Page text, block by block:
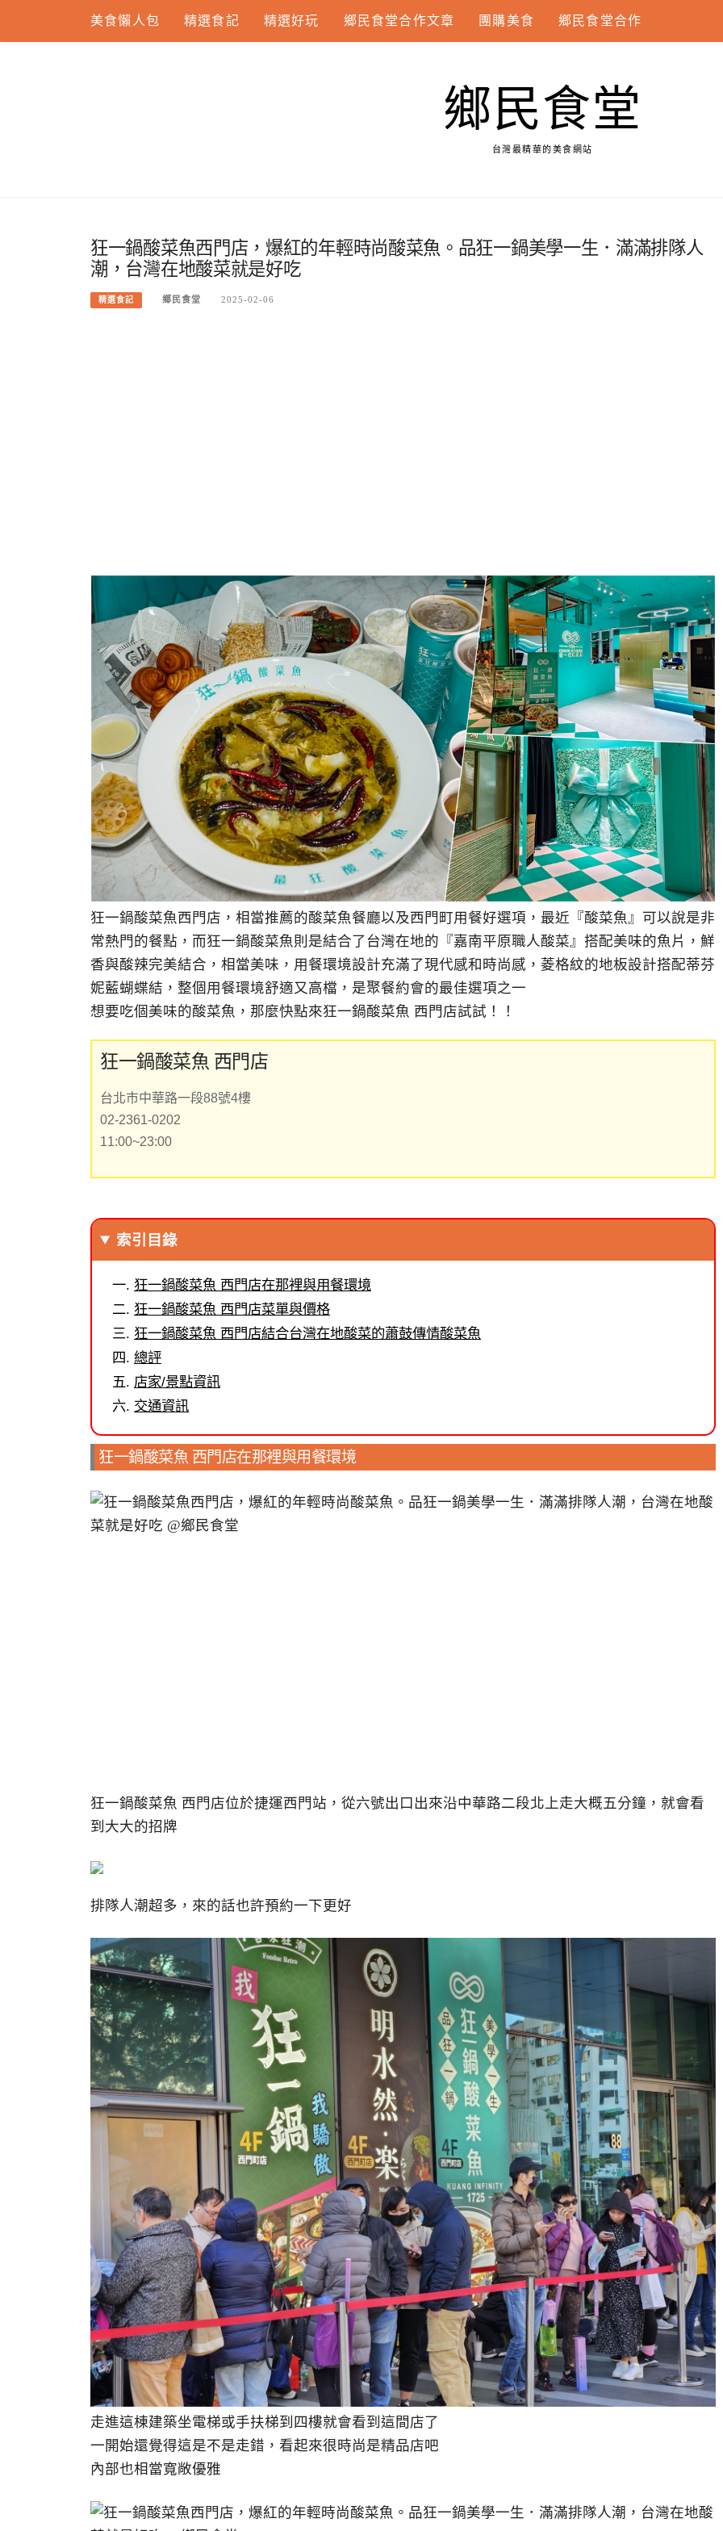
content
美食懶人包 精選食記 精選好玩 鄉民食堂合作文章 團購美食 鄉民食堂合作
鄉民食堂
台灣最精華的美食網站
狂一鍋酸菜魚西門店，爆紅的年輕時尚酸菜魚。品狂一鍋美學一生．滿滿排隊人
潮，台灣在地酸菜就是好吃
精選食記 鄉民食堂 2025-02-06
狂一鍋酸菜魚西門店，相當推薦的酸菜魚餐廳以及西門町用餐好選項，最近『酸菜魚』可以說是非
常熱門的餐點，而狂一鍋酸菜魚則是結合了台灣在地的『嘉南平原職人酸菜』搭配美味的魚片，鮮
香與酸辣完美結合，相當美味，用餐環境設計充滿了現代感和時尚感，菱格紋的地板設計搭配蒂芬
妮藍蝴蝶結，整個用餐環境舒適又高檔，是聚餐約會的最佳選項之一
想要吃個美味的酸菜魚，那麼快點來狂一鍋酸菜魚 西門店試試！！
狂一鍋酸菜魚 西門店
台北市中華路一段88號4樓
02-2361-0202
11:00~23:00
索引目錄
狂一鍋酸菜魚 西門店在那裡與用餐環境
狂一鍋酸菜魚 西門店菜單與價格
狂一鍋酸菜魚 西門店結合台灣在地酸菜的蕭鼓傳情酸菜魚
總評
店家/景點資訊
交通資訊
狂一鍋酸菜魚 西門店在那裡與用餐環境
狂一鍋酸菜魚 西門店位於捷運西門站，從六號出口出來沿中華路二段北上走大概五分鐘，就會看
到大大的招牌
排隊人潮超多，來的話也許預約一下更好
走進這棟建築坐電梯或手扶梯到四樓就會看到這間店了
一開始還覺得這是不是走錯，看起來很時尚是精品店吧
內部也相當寬敞優雅